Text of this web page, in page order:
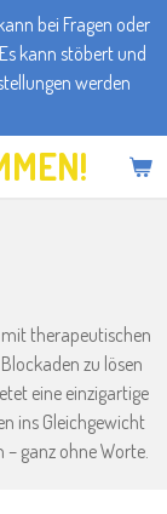
bei Fragen oder
kann stöbert und
werden
therapeutischen
zu lösen
eine einzigartige
ins Gleichgewicht
ganz ohne Worte.